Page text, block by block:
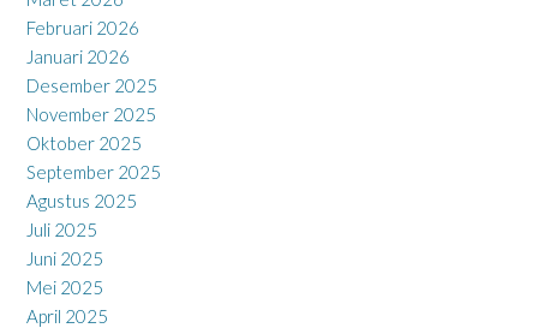
Februari 2026
Januari 2026
Desember 2025
November 2025
Oktober 2025
September 2025
Agustus 2025
Juli 2025
Juni 2025
Mei 2025
April 2025